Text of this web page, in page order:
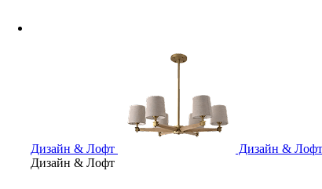
Дизайн & Лофт
Дизайн & Лофт
Дизайн & Лофт